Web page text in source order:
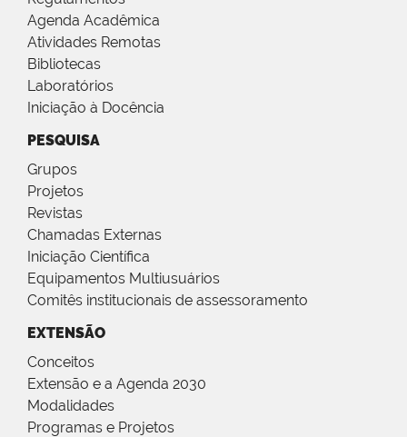
Agenda Acadêmica
Atividades Remotas
Bibliotecas
Laboratórios
Iniciação à Docência
PESQUISA
Grupos
Projetos
Revistas
Chamadas Externas
Iniciação Científica
Equipamentos Multiusuários
Comitês institucionais de assessoramento
EXTENSÃO
Conceitos
Extensão e a Agenda 2030
Modalidades
Programas e Projetos